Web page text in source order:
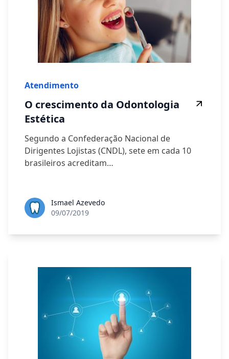
Atendimento
O crescimento da Odontologia
Estética
Segundo a Confederação Nacional de
Dirigentes Lojistas (CNDL), sete em cada 10
brasileiros acreditam…
Ismael Azevedo
09/07/2019